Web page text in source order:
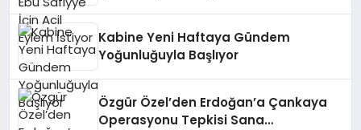
Kabine Yeni Haftaya Gündem
Yoğunluğuyla Başlıyor
Özgür Özel’den Erdoğan’a Çankaya
Operasyonu Tepkisi Sana